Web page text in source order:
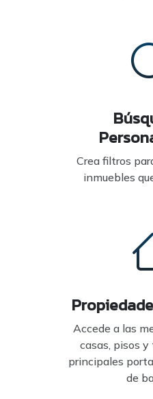
Crea filtros
inmuebles
Accede a las
casas, pisos
principales
de